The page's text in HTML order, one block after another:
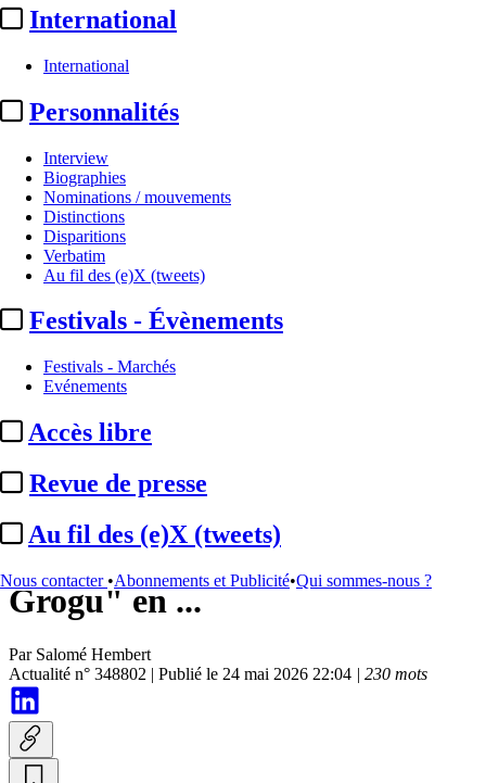
International
International
Personnalités
Interview
Biographies
Nominations / mouvements
Distinctions
Disparitions
Verbatim
Au fil des (e)X (tweets)
Festivals - Évènements
Festivals - Marchés
Evénements
Accès libre
Revue de presse
Au fil des (e)X (tweets)
Nous contacter •Abonnements et Publicité•Qui sommes-nous ?
Box-office international
Box-office monde :
Wars: The Mandalorian and
Grogu" en ...
Par Salomé Hembert
Actualité n° 348802 | Publié le 24 mai 2026 22:04 | 230 mots